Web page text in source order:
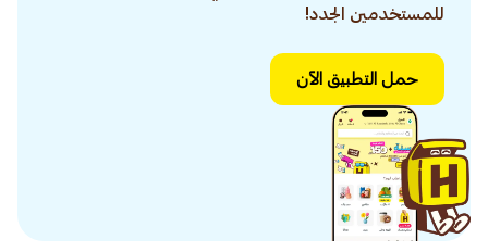
للمستخدمين الجدد!
حمل التطبيق الآن